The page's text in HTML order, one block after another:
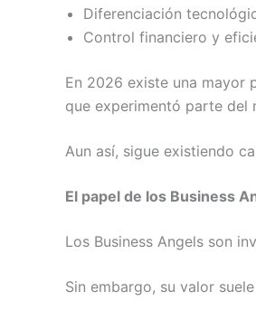
Diferenciación
Control financiero y
En 2026 existe una mayor
que experimentó parte del
Aun así, sigue existiendo
El papel de los Business
Los Business Angels son
Sin embargo, su valor